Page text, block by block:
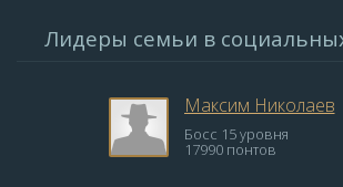
Лидеры семьи в
Максим Николаев
Босс 15 уровня
17990 понтов